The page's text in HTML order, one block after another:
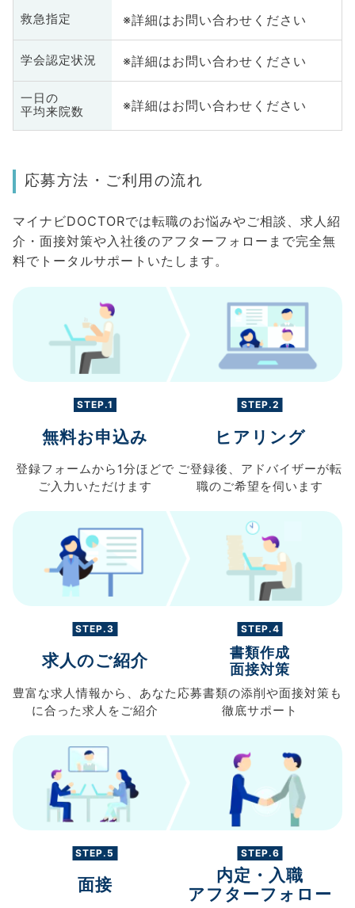
救急指定 ※詳細はお問い合わせください
学会認定状況 ※詳細はお問い合わせください
一日の
平均来院数
※詳細はお問い合わせください
応募方法・ご利用の流れ
マイナビDOCTORでは転職のお悩みやご相談、求人紹
介・面接対策や入社後のアフターフォローまで完全無
料でトータルサポートいたします。
STEP.1
無料お申込み
登録フォームから 1分ほどで
ご入力 いただけます
STEP.2
ヒアリング
ご登録後、 アドバイザーが転
職のご希望を伺います
STEP.3
求人のご紹介
豊富な求人情報から、 あなた
に合った求人を ご紹介
STEP.4
書類作成
面接対策
応募書類の添削や面接対策も
徹底サポート
STEP.5
面接
STEP.6
内定・入職
アフターフォロー